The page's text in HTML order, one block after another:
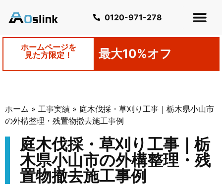
0120-971-278
ホームページを
見た方限定！
最大10%オフ
ホーム » 工事実績 » 庭木伐採・草刈り工事｜栃木県小山市
の外構整理・残置物撤去施工事例
庭木伐採・草刈り工事｜栃
木県小山市の外構整理・残
置物撤去施工事例